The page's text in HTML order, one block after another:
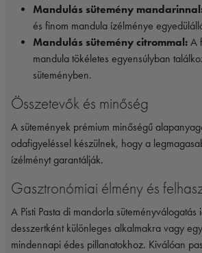
Mandulás sütemény
és finom mandula ízélménye
Mandulás sütemény citrommal: A
mandula tökéletes egyensúlyban
süteményben.
Összetevők és minőség
A sütemények prémium minőségű
odafigyeléssel készülnek, hogy a
ízélményt garantálják.
Gasztronómiai élmény és
A Pisti Pasta di mandorla süteményválogatás
desszertként különleges alkalmakra vagy
mindennapi édes pillanatokhoz. Kiválóan